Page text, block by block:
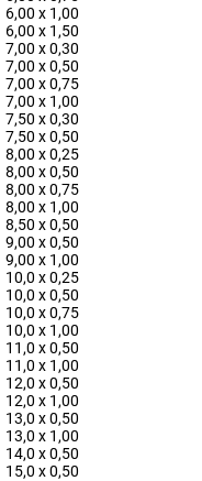
6,00 x 1,00
6,00 x 1,50
7,00 x 0,30
7,00 x 0,50
7,00 x 0,75
7,00 x 1,00
7,50 x 0,30
7,50 x 0,50
8,00 x 0,25
8,00 x 0,50
8,00 x 0,75
8,00 x 1,00
8,50 x 0,50
9,00 x 0,50
9,00 x 1,00
10,0 x 0,25
10,0 x 0,50
10,0 x 0,75
10,0 x 1,00
11,0 x 0,50
11,0 x 1,00
12,0 x 0,50
12,0 x 1,00
13,0 x 0,50
13,0 x 1,00
14,0 x 0,50
15,0 x 0,50